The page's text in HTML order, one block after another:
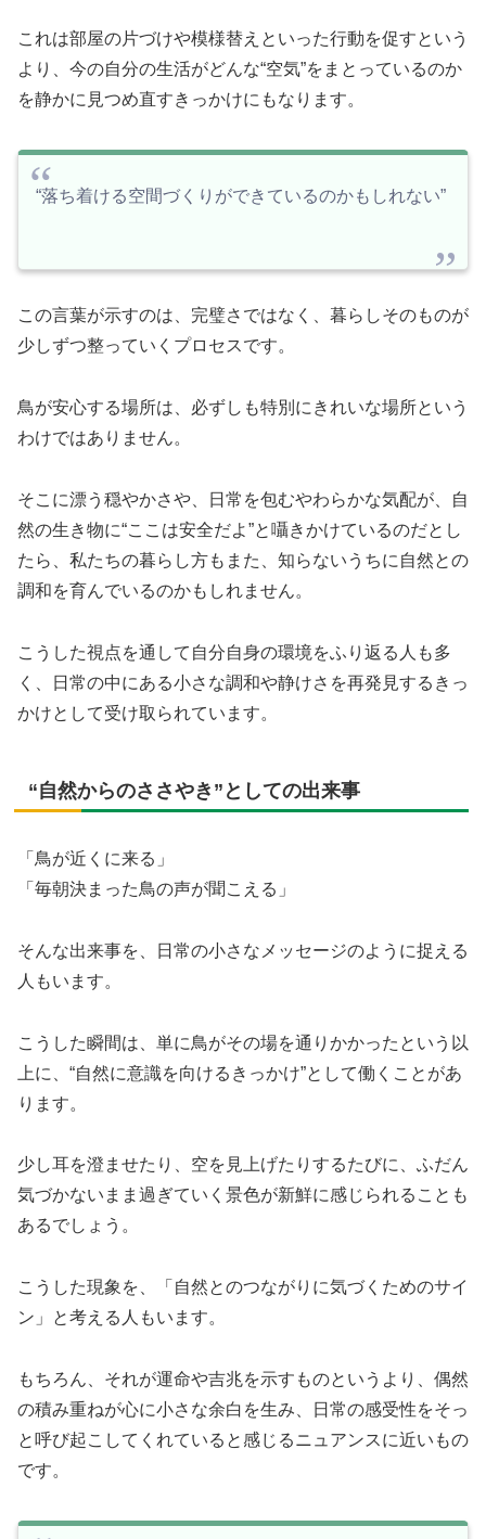
これは部屋の片づけや模様替えといった行動を促すという
より、今の自分の生活がどんな“空気”をまとっているのか
を静かに見つめ直すきっかけにもなります。
“落ち着ける空間づくりができているのかもしれない”
この言葉が示すのは、完璧さではなく、暮らしそのものが
少しずつ整っていくプロセスです。
鳥が安心する場所は、必ずしも特別にきれいな場所という
わけではありません。
そこに漂う穏やかさや、日常を包むやわらかな気配が、自
然の生き物に“ここは安全だよ”と囁きかけているのだとし
たら、私たちの暮らし方もまた、知らないうちに自然との
調和を育んでいるのかもしれません。
こうした視点を通して自分自身の環境をふり返る人も多
く、日常の中にある小さな調和や静けさを再発見するきっ
かけとして受け取られています。
“自然からのささやき”としての出来事
「鳥が近くに来る」
「毎朝決まった鳥の声が聞こえる」
そんな出来事を、日常の小さなメッセージのように捉える
人もいます。
こうした瞬間は、単に鳥がその場を通りかかったという以
上に、“自然に意識を向けるきっかけ”として働くことがあ
ります。
少し耳を澄ませたり、空を見上げたりするたびに、ふだん
気づかないまま過ぎていく景色が新鮮に感じられることも
あるでしょう。
こうした現象を、「自然とのつながりに気づくためのサイ
ン」と考える人もいます。
もちろん、それが運命や吉兆を示すものというより、偶然
の積み重ねが心に小さな余白を生み、日常の感受性をそっ
と呼び起こしてくれていると感じるニュアンスに近いもの
です。